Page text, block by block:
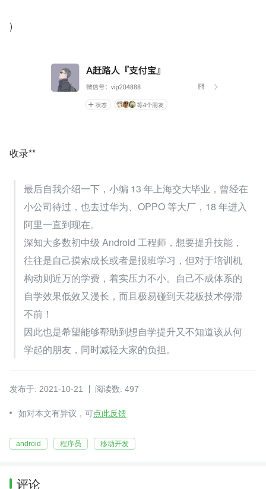
)
收录**
最后自我介绍一下，小编 13 年上海交大毕业，曾经在
小公司待过，也去过华为、OPPO 等大厂，18 年进入
阿里一直到现在。
深知大多数初中级 Android 工程师，想要提升技能，
往往是自己摸索成长或者是报班学习，但对于培训机
构动则近万的学费，着实压力不小。自己不成体系的
自学效果低效又漫长，而且极易碰到天花板技术停滞
不前！
因此也是希望能够帮助到想自学提升又不知道该从何
学起的朋友，同时减轻大家的负担。
发布于: 2021-10-21 阅读数: 497
如对本文有异议，可点此反馈
android 程序员 移动开发
评论